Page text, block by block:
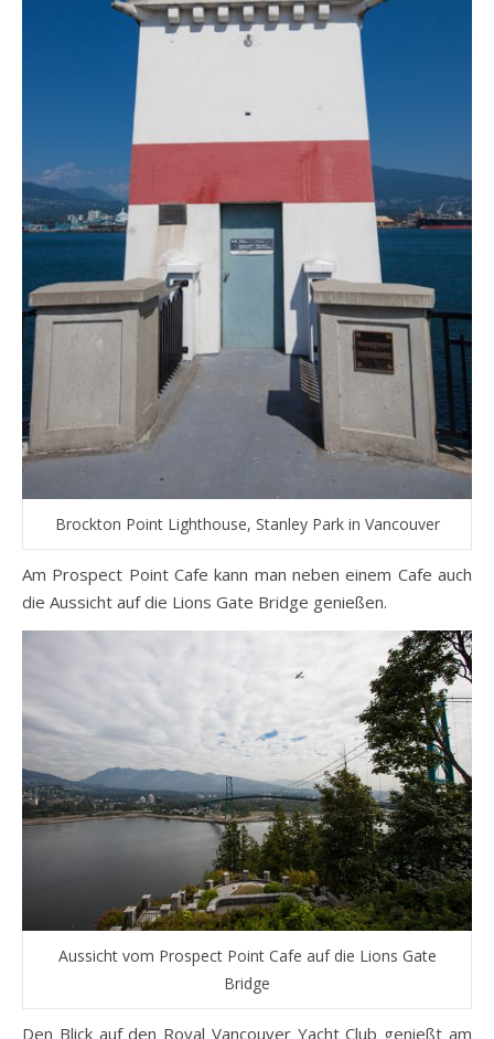
Brockton Point Lighthouse, Stanley Park in Vancouver
Am Prospect Point Cafe kann man neben einem Cafe auch
die Aussicht auf die Lions Gate Bridge genießen.
Aussicht vom Prospect Point Cafe auf die Lions Gate
Bridge
Den Blick auf den Royal Vancouver Yacht Club genießt am